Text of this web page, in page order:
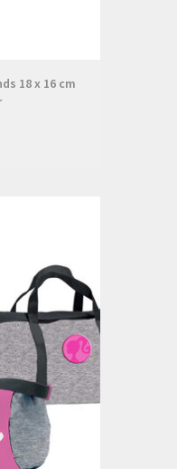
18 x 16 cm